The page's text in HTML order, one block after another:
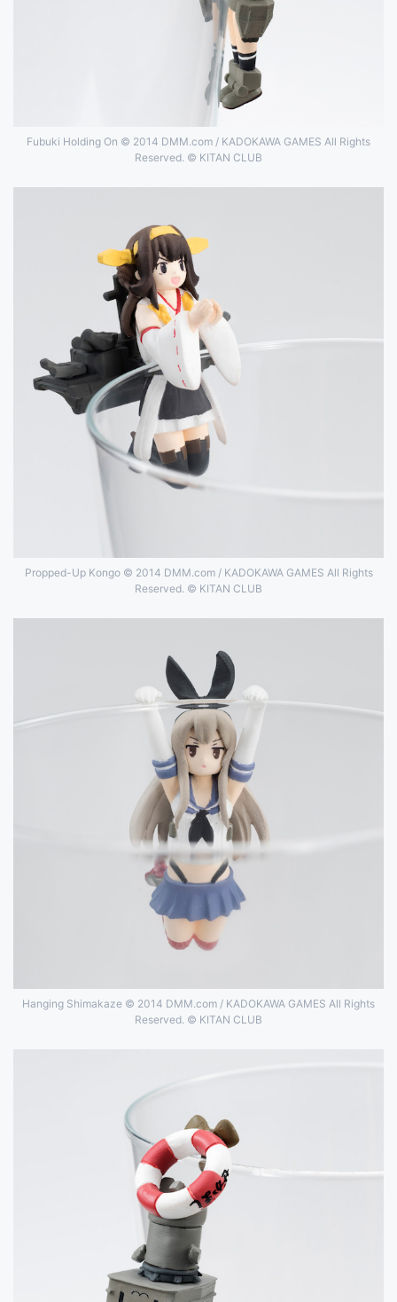
Fubuki Holding On © 2014 DMM.com / KADOKAWA GAMES All Rights
Reserved. © KITAN CLUB
Propped-Up Kongo © 2014 DMM.com / KADOKAWA GAMES All Rights
Reserved. © KITAN CLUB
Hanging Shimakaze © 2014 DMM.com / KADOKAWA GAMES All Rights
Reserved. © KITAN CLUB